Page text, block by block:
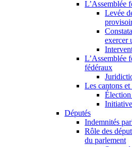
L’Assemblée
Levée
exercer
L’Assemblée
fédéraux
Les cantons
Élection
Députés
Indemnités
Rôle des
du parlement